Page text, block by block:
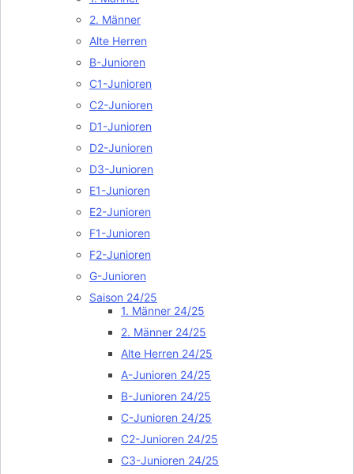
2. Männer
Alte Herren
B-Junioren
C1-Junioren
C2-Junioren
D1-Junioren
D2-Junioren
D3-Junioren
E1-Junioren
E2-Junioren
F1-Junioren
F2-Junioren
G-Junioren
Saison 24/25
1. Männer 24/25
2. Männer 24/25
Alte Herren 24/25
A-Junioren 24/25
B-Junioren 24/25
C-Junioren 24/25
C2-Junioren 24/25
C3-Junioren 24/25